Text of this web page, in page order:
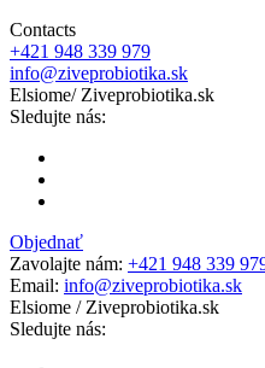
Contacts
+421 948 339 979
info@ziveprobiotika.sk
Elsiome/ Ziveprobiotika.sk
Sledujte nás:
Objednať
Zavolajte nám: +421 948 339
Email: info@ziveprobiotika.sk
Elsiome / Ziveprobiotika.sk
Sledujte nás: